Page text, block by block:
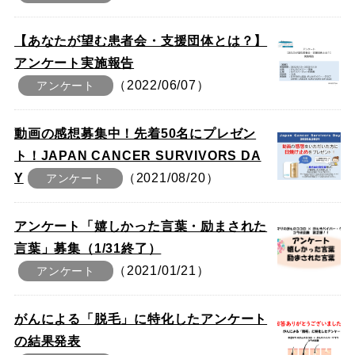
【あなたが望む患者会・支援団体とは？】
アンケート実施報告
アンケート （2022/06/07）
動画の感想募集中！先着50名にプレゼン
ト！JAPAN CANCER SURVIVORS DA
Y
アンケート （2021/08/20）
アンケート「嬉しかった言葉・励まされた
言葉」募集（1/31終了）
アンケート （2021/01/21）
がんによる「脱毛」に特化したアンケート
の結果発表